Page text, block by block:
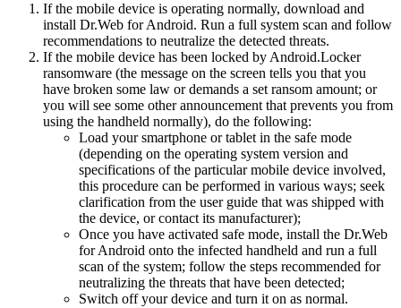
If the mobile device is operating normally, download and
install Dr.Web for Android. Run a full system scan and follow
recommendations to neutralize the detected threats.
If the mobile device has been locked by Android.Locker
ransomware (the message on the screen tells you that you
have broken some law or demands a set ransom amount; or
you will see some other announcement that prevents you from
using the handheld normally), do the following:
Load your smartphone or tablet in the safe mode
(depending on the operating system version and
specifications of the particular mobile device involved,
this procedure can be performed in various ways; seek
clarification from the user guide that was shipped with
the device, or contact its manufacturer);
Once you have activated safe mode, install the Dr.Web
for Android onto the infected handheld and run a full
scan of the system; follow the steps recommended for
neutralizing the threats that have been detected;
Switch off your device and turn it on as normal.